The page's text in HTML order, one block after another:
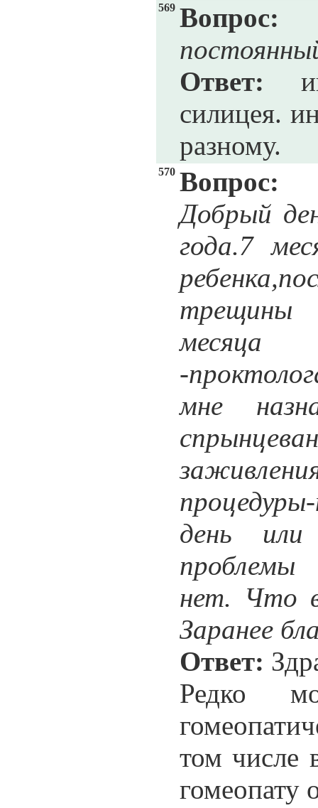
569 Вопрос:
Ответ:
силицея.
разному.
570 Вопрос:
Добрый
года.7
трещины
месяца
-
мне
день
проблемы
нет. Что
Заранее
Ответ:
Редко
том числе
гомеопату